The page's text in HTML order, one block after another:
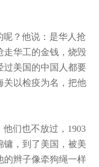
？他说：是华人抢
走华工的金钱，烧毁
过美国的中国人都要
关以检疫为名，把他
们也不放过，1903
镛，到了美国，被美
的辫子像牵狗绳一样